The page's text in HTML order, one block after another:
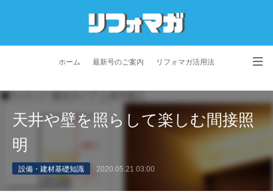
ホーム 最新号のご案内 リフォマガ活用法
プライバシーポリシー 利用規約 会社概要
天井や壁を照らして楽しむ間接照
明
設備・建材基礎知識 2020.05.21 03:00